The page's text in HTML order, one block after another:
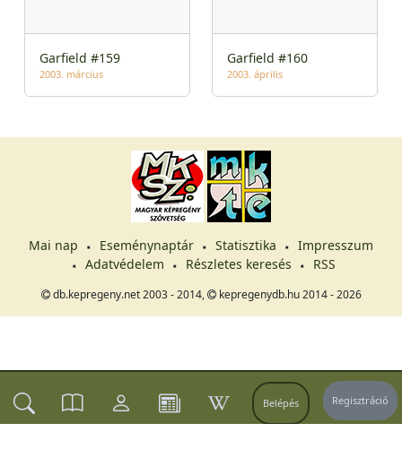
Belépés Regisztráció
Garfield #159
2003. március
Garfield #160
2003. április
Mai nap Eseménynaptár Statisztika
Impresszum
Adatvédelem
Részletes keresés RSS
db.kepregeny.net 2003 - 2014, kepregenydb.hu 2014 - 2026